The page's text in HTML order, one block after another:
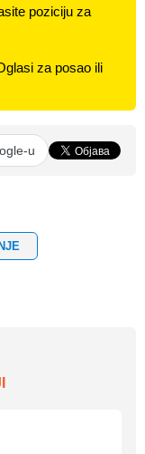
poziciju za
za posao ili
u